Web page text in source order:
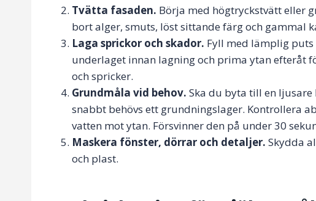
Tvätta fasaden. Börja med högtryckstvätt eller
bort alger, smuts, löst sittande färg och gammal
Laga sprickor och skador. Fyll med lämplig
underlaget innan lagning och prima ytan efteråt
och spricker.
Grundmåla vid behov. Ska du byta till en
snabbt behövs ett grundningslager. Kontrollera
vatten mot ytan. Försvinner den på under 30
Maskera fönster, dörrar och detaljer. Skydda
och plast.